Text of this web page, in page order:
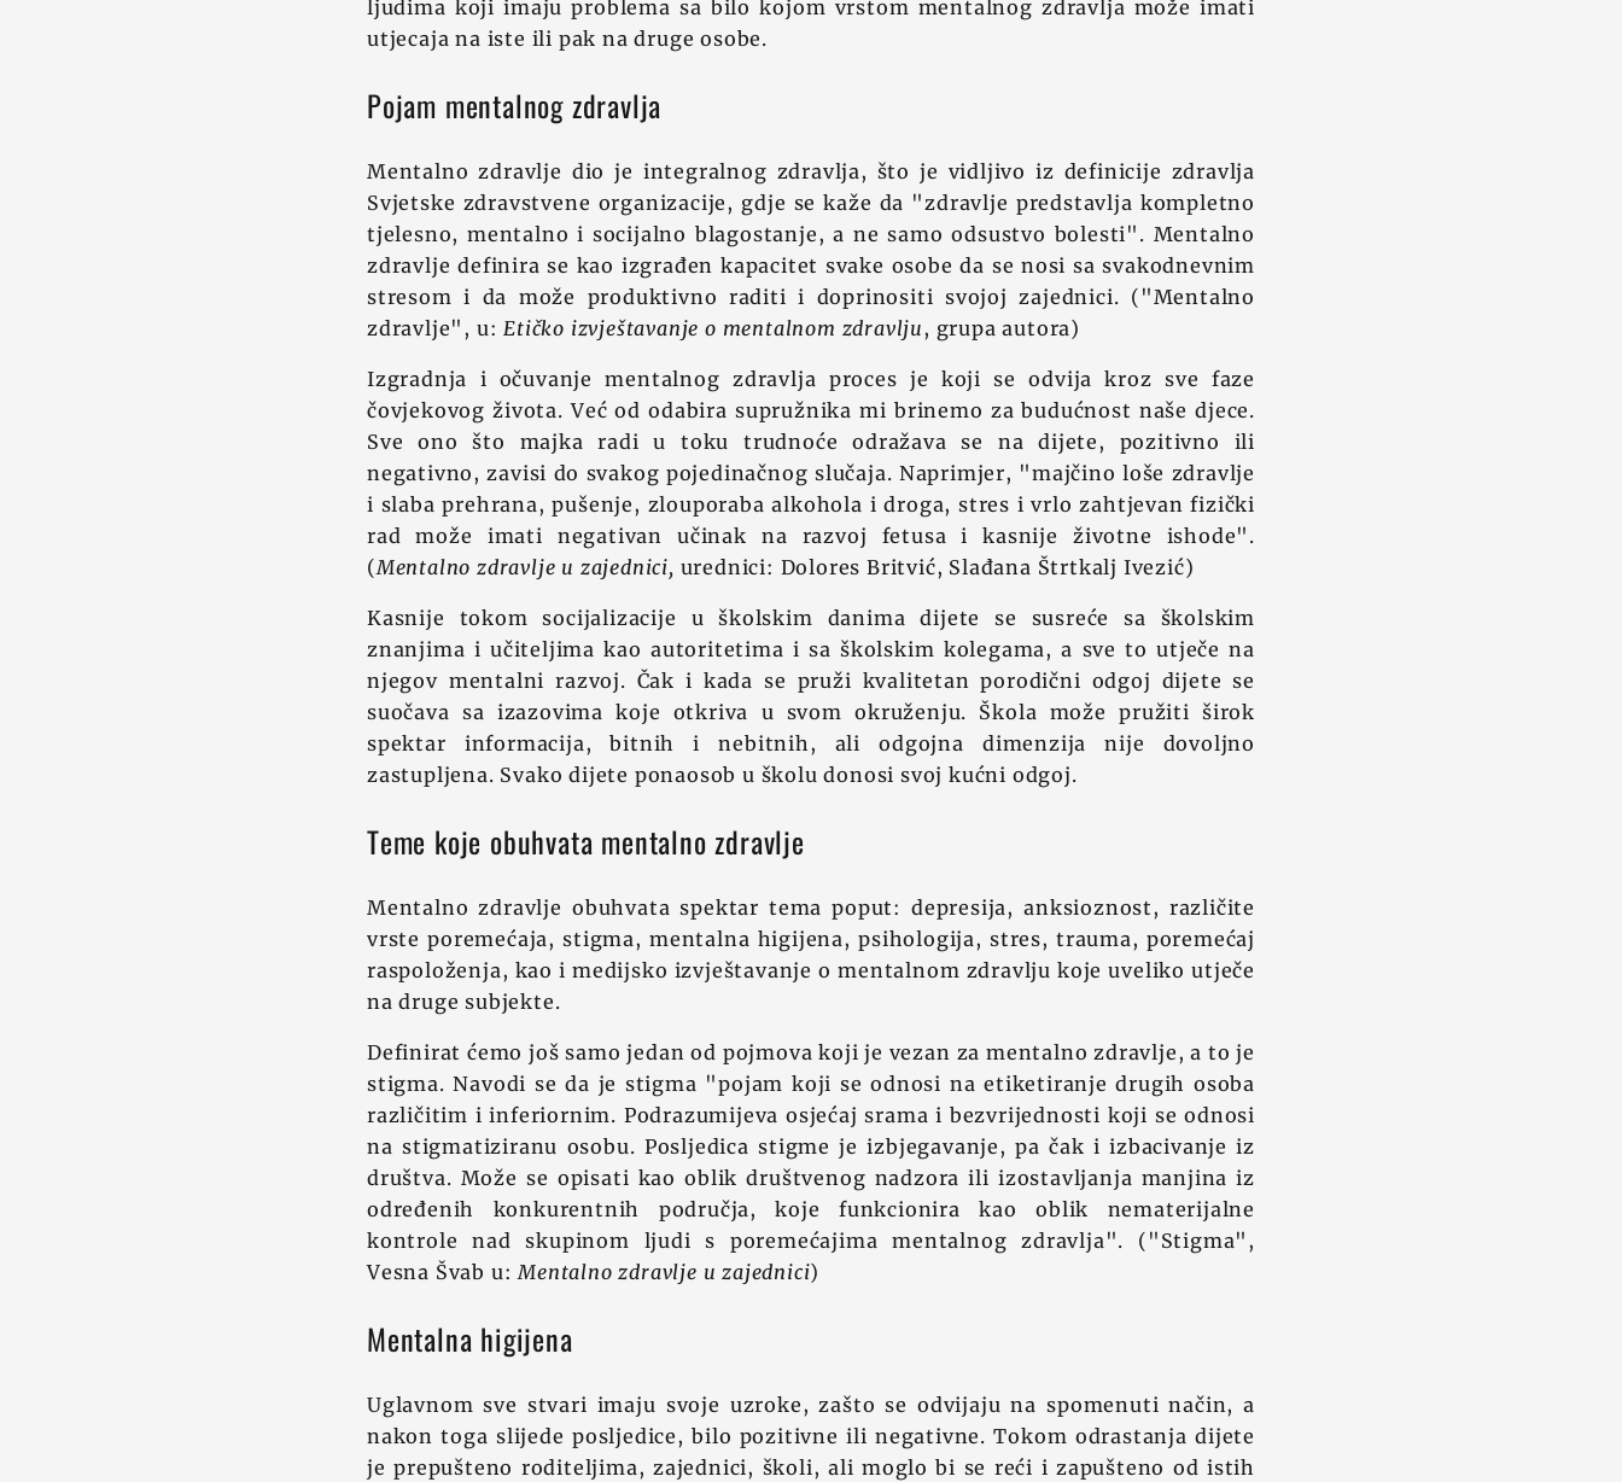
ljudima koji imaju problema sa bilo kojom vrstom mentalnog zdravlja može imati
utjecaja na iste ili pak na druge osobe.
Pojam mentalnog zdravlja
Mentalno zdravlje dio je integralnog zdravlja, što je vidljivo iz definicije zdravlja
Svjetske zdravstvene organizacije, gdje se kaže da "zdravlje predstavlja kompletno
tjelesno, mentalno i socijalno blagostanje, a ne samo odsustvo bolesti". Mentalno
zdravlje definira se kao izgrađen kapacitet svake osobe da se nosi sa svakodnevnim
stresom i da može produktivno raditi i doprinositi svojoj zajednici. ("Mentalno
zdravlje", u:Etičko izvještavanje o mentalnom zdravlju, grupa autora)
Izgradnja i očuvanje mentalnog zdravlja proces je koji se odvija kroz sve faze
čovjekovog života. Već od odabira supružnika mi brinemo za budućnost naše djece.
Sve ono što majka radi u toku trudnoće odražava se na dijete, pozitivno ili
negativno, zavisi do svakog pojedinačnog slučaja. Naprimjer, "majčino loše zdravlje
i slaba prehrana, pušenje, zlouporaba alkohola i droga, stres i vrlo zahtjevan fizički
rad može imati negativan učinak na razvoj fetusa i kasnije životne ishode".
(Mentalno zdravlje u zajednici, urednici: Dolores Britvić, Slađana Štrtkalj Ivezić)
Kasnije tokom socijalizacije u školskim danima dijete se susreće sa školskim
znanjima i učiteljima kao autoritetima i sa školskim kolegama, a sve to utječe na
njegov mentalni razvoj. Čak i kada se pruži kvalitetan porodični odgoj dijete se
suočava sa izazovima koje otkriva u svom okruženju. Škola može pružiti širok
spektar informacija, bitnih i nebitnih, ali odgojna dimenzija nije dovoljno
zastupljena. Svako dijete ponaosob u školu donosi svoj kućni odgoj.
Teme koje obuhvata mentalno zdravlje
Mentalno zdravlje obuhvata spektar tema poput: depresija, anksioznost, različite
vrste poremećaja, stigma, mentalna higijena, psihologija, stres, trauma, poremećaj
raspoloženja, kao i medijsko izvještavanje o mentalnom zdravlju koje uveliko utječe
na druge subjekte.
Definirat ćemo još samo jedan od pojmova koji je vezan za mentalno zdravlje, a to je
stigma. Navodi se da je stigma "pojam koji se odnosi na etiketiranje drugih osoba
različitim i inferiornim. Podrazumijeva osjećaj srama i bezvrijednosti koji se odnosi
na stigmatiziranu osobu. Posljedica stigme je izbjegavanje, pa čak i izbacivanje iz
društva. Može se opisati kao oblik društvenog nadzora ili izostavljanja manjina iz
određenih konkurentnih područja, koje funkcionira kao oblik nematerijalne
kontrole nad skupinom ljudi s poremećajima mentalnog zdravlja". ("Stigma",
Vesna Švab u:Mentalno zdravlje u zajednici)
Mentalna higijena
Uglavnom sve stvari imaju svoje uzroke, zašto se odvijaju na spomenuti način, a
nakon toga slijede posljedice, bilo pozitivne ili negativne. Tokom odrastanja dijete
je prepušteno roditeljima, zajednici, školi, ali moglo bi se reći i zapušteno od istih